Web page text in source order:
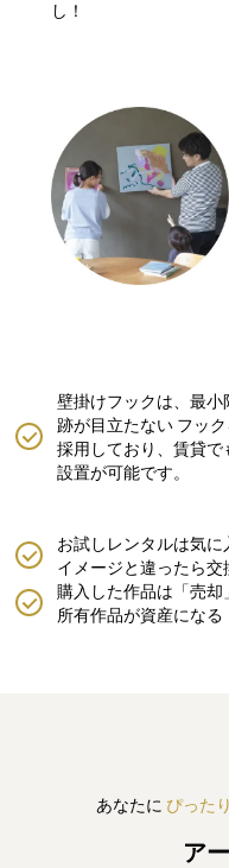
し！
壁掛けフックは、最小
跡が目立たない フッ
採用しており、賃貸で
設置が可能です。
購入した作品は「売却
所有作品が資産になる
お試しレンタルは気に
イメージと違ったら交
あなたに ぴった
ア